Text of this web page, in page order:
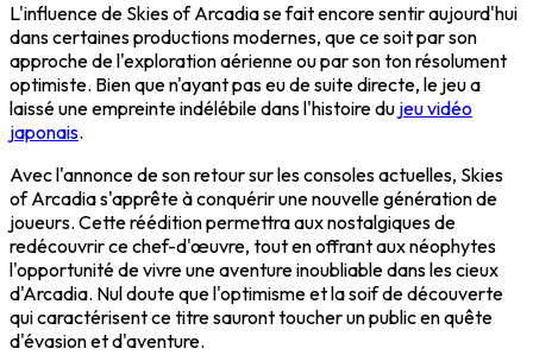
L'influence de Skies of Arcadia se fait encore sentir aujourd'hui
dans certaines productions modernes, que ce soit par son
approche de l'exploration aérienne ou par son ton résolument
optimiste. Bien que n'ayant pas eu de suite directe, le jeu a
laissé une empreinte indélébile dans l'histoire du jeu vidéo
japonais.
Avec l'annonce de son retour sur les consoles actuelles, Skies
of Arcadia s'apprête à conquérir une nouvelle génération de
joueurs. Cette réédition permettra aux nostalgiques de
redécouvrir ce chef-d'œuvre, tout en offrant aux néophytes
l'opportunité de vivre une aventure inoubliable dans les cieux
d'Arcadia. Nul doute que l'optimisme et la soif de découverte
qui caractérisent ce titre sauront toucher un public en quête
d'évasion et d'aventure.